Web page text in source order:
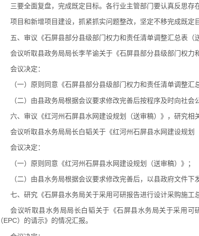
三要全面复盘，完成既定目标。各行业主管部门要认真反思
项目和新增项目建设，抓紧抓实问题整改，坚定不移完成既定
五、审议《石屏县部分县级部门权力和责任清单调整汇总表（
会议听取县政务局局长李芊谕关于《石屏县部分县级部门权力
会议决定：
（一）原则同意《石屏县部分县级部门权力和责任清单调整汇
（二）由县政务局根据会议要求修改完善后按程序及时向社
六、审议《红河州石屏县水网建设规划（送审稿）》，研究相
会议听取县水务局局长白韬关于《红河州石屏县水网建设规划
会议决定：
（一）原则同意《红河州石屏县水网建设规划（送审稿）》；
（二）由县水务局根据会议要求修改完善后，以县政府文件下
七、研究《石屏县水务局关于采用可研报告进行设计采购施
会议听取县水务局局长白韬关于《石屏县水务局关于采用
（EPC）的请示》的情况汇报。